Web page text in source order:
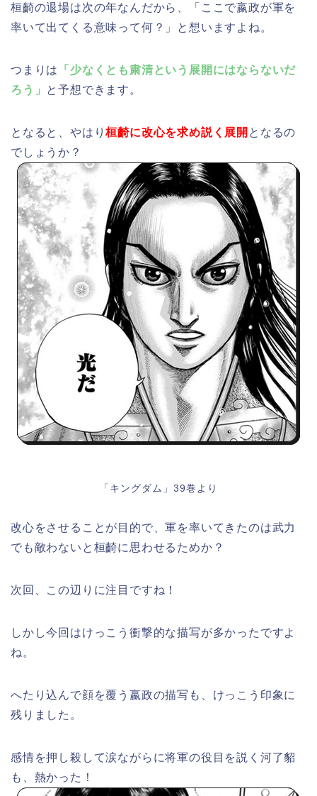
桓齮の退場は次の年なんだから、「ここで嬴政が軍を
率いて出てくる意味って何？」と想いますよね。
つまりは
「少なくとも粛清という展開にはならないだ
ろう」 と予想できます。
となると、やはり桓齮に改心を求め説く展開 となるの
でしょうか？
「キングダム」39巻より
改心をさせることが目的で、軍を率いてきたのは武力
でも敵わないと桓齮に思わせるためか？
次回、この辺りに注目ですね！
しかし今回はけっこう衝撃的な描写が多かったですよ
ね。
へたり込んで顔を覆う嬴政の描写も、けっこう印象に
残りました。
感情を押し殺して涙ながらに将軍の役目を説く河了貂
も、熱かった！